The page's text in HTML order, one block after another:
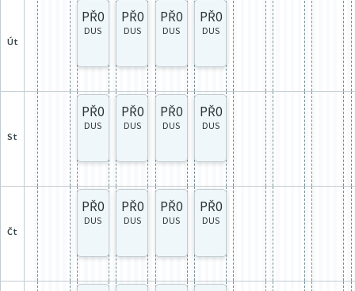
út
PŘ0
DUS
PŘ0
DUS
PŘ0
DUS
PŘ0
DUS
st
PŘ0
DUS
PŘ0
DUS
PŘ0
DUS
PŘ0
DUS
čt
PŘ0
DUS
PŘ0
DUS
PŘ0
DUS
PŘ0
DUS